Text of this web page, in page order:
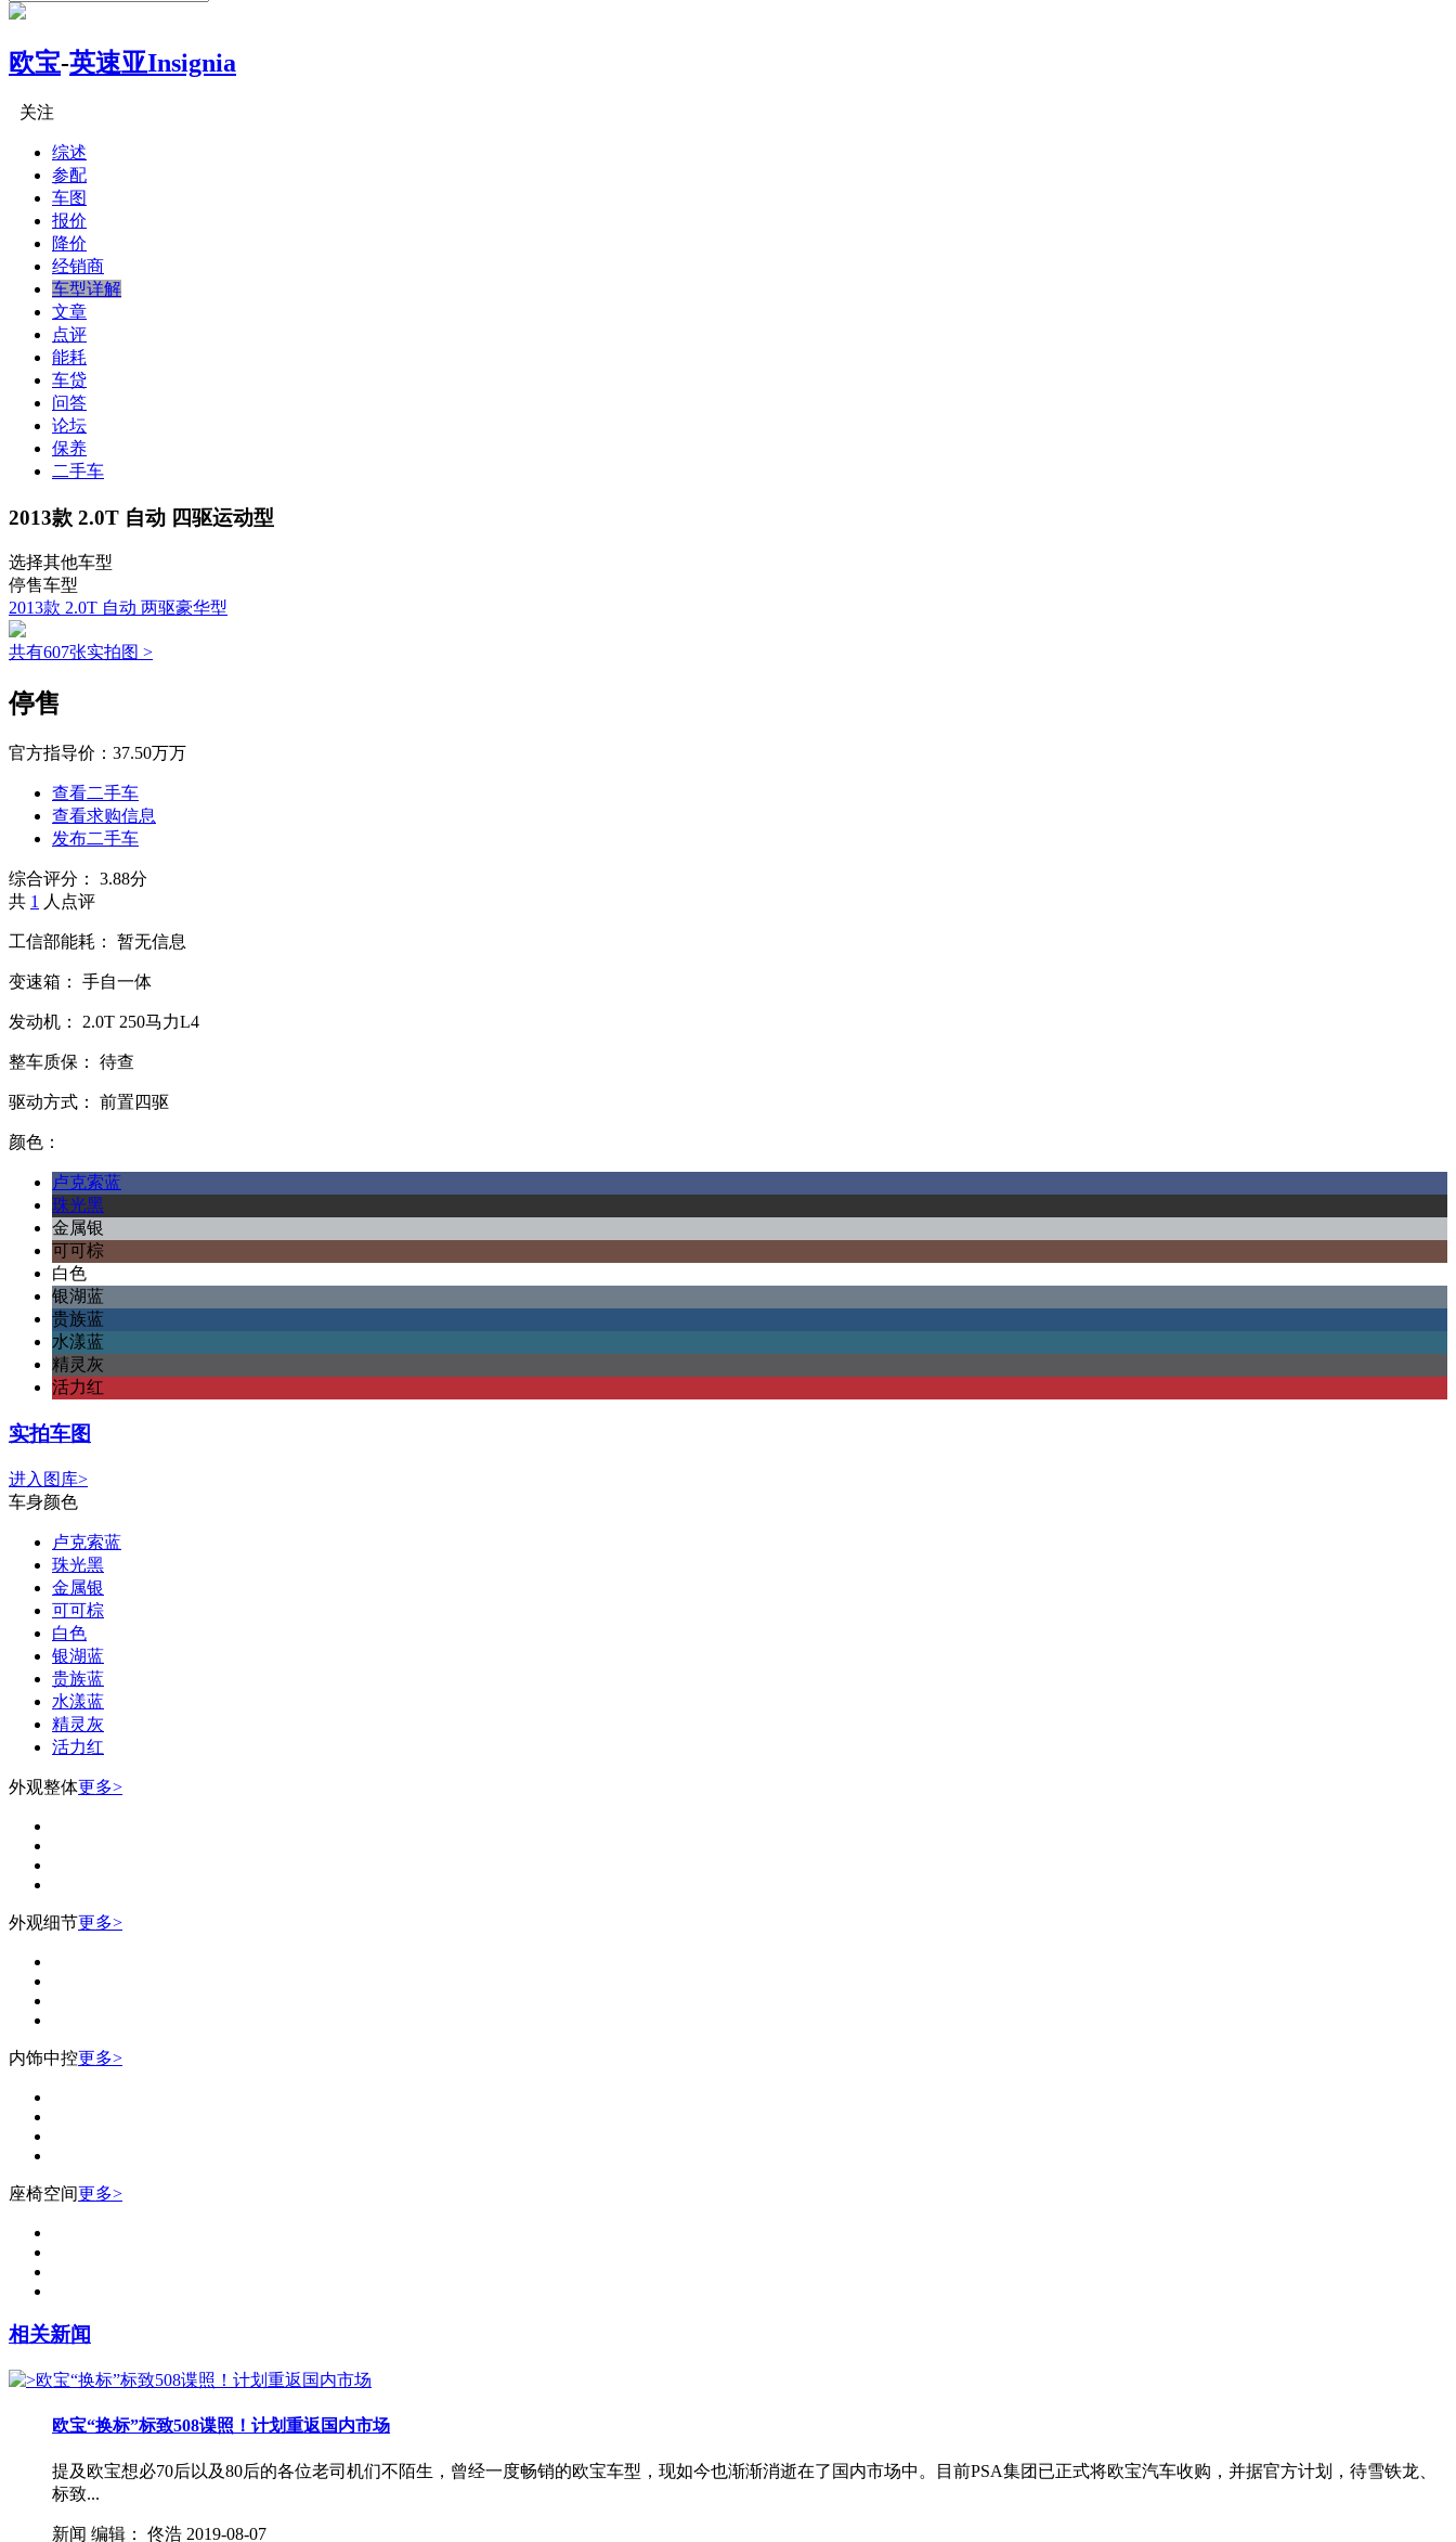
欧宝-英速亚Insignia
关注
综述
参配
车图
报价
降价
经销商
车型详解
文章
点评
能耗
车贷
问答
论坛
保养
二手车
2013款 2.0T 自动 四驱运动型
选择其他车型
停售车型
2013款 2.0T 自动 两驱豪华型
共有607张实拍图 >
停售
官方指导价： 37.50万万
查看二手车
查看求购信息
发布二手车
综合评分：
3.88分
共 1 人点评
工信部能耗： 暂无信息
变速箱： 手自一体
发动机： 2.0T 250马力L4
整车质保： 待查
驱动方式： 前置四驱
颜色：
卢克索蓝
珠光黑
金属银
可可棕
白色
银湖蓝
贵族蓝
水漾蓝
精灵灰
活力红
实拍车图
进入图库>
车身颜色
卢克索蓝
珠光黑
金属银
可可棕
白色
银湖蓝
贵族蓝
水漾蓝
精灵灰
活力红
外观整体更多>
外观细节更多>
内饰中控更多>
座椅空间更多>
相关新闻
欧宝“换标”标致508谍照！计划重返国内市场
提及欧宝想必70后以及80后的各位老司机们不陌生，曾经一度畅销的欧宝车型，现如今也渐渐消逝在了国内市场中。目前PSA集团已正式将欧宝汽车收购，并据官方计划，待雪铁龙、
标致...
新闻 编辑： 佟浩 2019-08-07